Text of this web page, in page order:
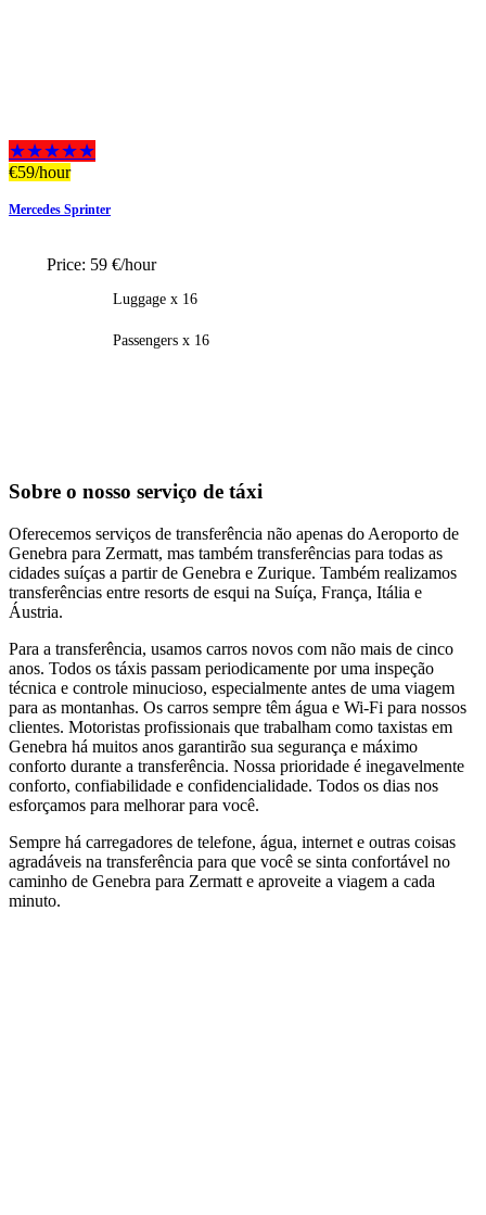
★★★★★
€59/hour
Mercedes Sprinter
Price: 59 €/hour
Luggage x 16
Passengers x 16
Sobre o nosso serviço de táxi
Oferecemos serviços de transferência não apenas do Aeroporto de
Genebra para Zermatt, mas também transferências para todas as
cidades suíças a partir de Genebra e Zurique. Também realizamos
transferências entre resorts de esqui na Suíça, França, Itália e
Áustria.
Para a transferência, usamos carros novos com não mais de cinco
anos. Todos os táxis passam periodicamente por uma inspeção
técnica e controle minucioso, especialmente antes de uma viagem
para as montanhas. Os carros sempre têm água e Wi-Fi para nossos
clientes. Motoristas profissionais que trabalham como taxistas em
Genebra há muitos anos garantirão sua segurança e máximo
conforto durante a transferência. Nossa prioridade é inegavelmente
conforto, confiabilidade e confidencialidade. Todos os dias nos
esforçamos para melhorar para você.
Sempre há carregadores de telefone, água, internet e outras coisas
agradáveis na transferência para que você se sinta confortável no
caminho de Genebra para Zermatt e aproveite a viagem a cada
minuto.